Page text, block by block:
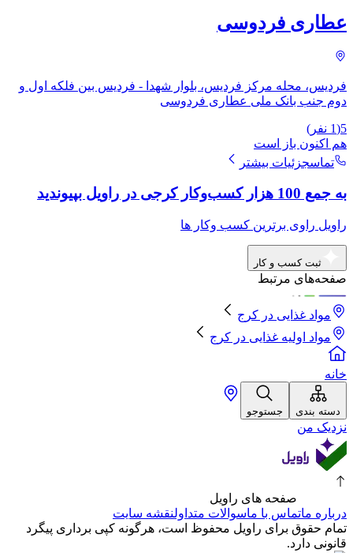
عطاری فردوسی
فردیس، محله مرکز فردیس، بلوار شهدا - فردیس بین فلکه اول و
دوم جنب بانک ملی عطاری فردوسی
5
(
1 نفر)
هم اکنون باز است
تماسجزئیات بیشتر
به جمع 100 هزار کسب‌وکار کرجی در راویل بپیوندید
راویل راوی برترین کسب وکار ها
ثبت کسب و کار
صفحه‌های مرتبط
مواد غذایی در کرج
مواد اولیه غذایی در کرج
خانه
دسته بندی جستوجو
نزدیک من
صفحه های راویل
درباره ماتماس با ماسوالات متداولنقشه سایت
تمام حقوق برای راویل محفوظ است، هرگونه کپی برداری پیگرد
قانونی دارد.